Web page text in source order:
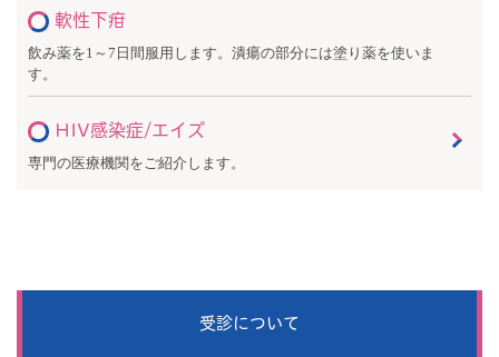
軟性下疳
飲み薬を1～7日間服用します。潰瘍の部分には塗り薬を使いま
す。
HIV感染症/エイズ
専門の医療機関をご紹介します。
受診について